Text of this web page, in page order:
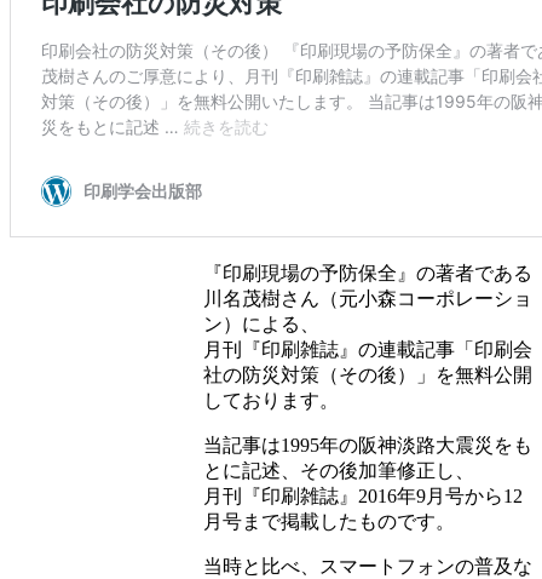
『印刷現場の予防保全』の著者である
川名茂樹さん（元小森コーポレーショ
ン）による、
月刊『印刷雑誌』の連載記事「印刷会
社の防災対策（その後）」を無料公開
しております。
当記事は1995年の阪神淡路大震災をも
とに記述、その後加筆修正し、
月刊『印刷雑誌』2016年9月号から12
月号まで掲載したものです。
当時と比べ、スマートフォンの普及な